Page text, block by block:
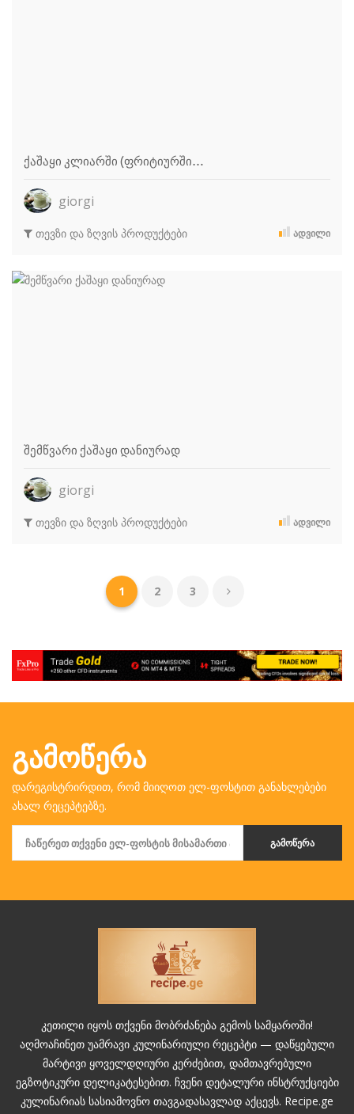
ქაშაყი კლიარში (ფრიტიურში…
giorgi
თევზი და ზღვის პროდუქტები ᲐᲓᲕᲘᲚᲘ
შემწვარი ქაშაყი დანიურად
giorgi
თევზი და ზღვის პროდუქტები ᲐᲓᲕᲘᲚᲘ
1 2 3
ᲒᲐᲛᲝᲬᲔᲠᲐ
დარეგისტრირდით, რომ მიიღოთ ელ-ფოსტით განახლებები
ახალ რეცეპტებზე.
ᲒᲐᲛᲝᲬᲔᲠᲐ
კეთილი იყოს თქვენი მობრძანება გემოს სამყაროში!
აღმოაჩინეთ უამრავი კულინარიული რეცეპტი — დაწყებული
მარტივი ყოველდღიური კერძებით, დამთავრებული
ეგზოტიკური დელიკატესებით. ჩვენი დეტალური ინსტრუქციები
კულინარიას სასიამოვნო თავგადასავლად აქცევს. Recipe.ge